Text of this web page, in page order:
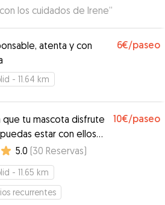
los cuidados de Irene”
atenta y con
6€/paseo
- 11.64 km
que tu mascota disfrute
estar con ellos
contigo ¡¡¡¡¡¡
10€/paseo
5.0 (30 Reservas)
- 11.65 km
recurrentes